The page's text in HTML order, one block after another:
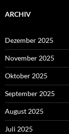
ARCHIV
Dezember 2025
November 2025
Oktober 2025
September 2025
August 2025
Juli 2025